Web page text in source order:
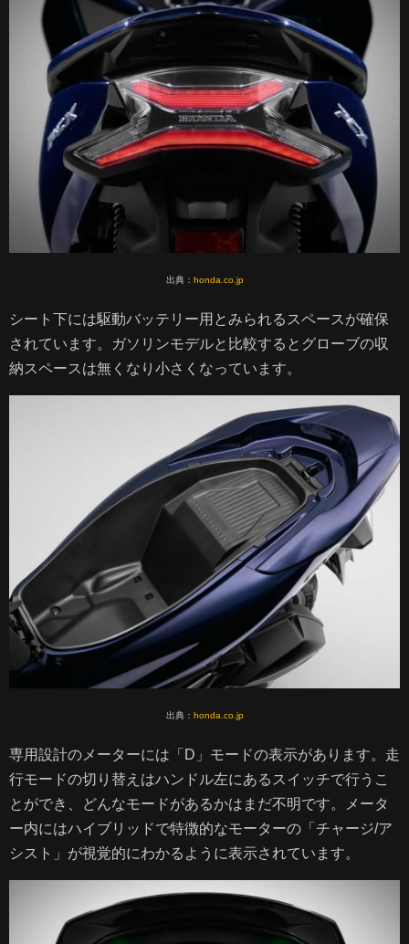
出典： honda.co.jp
シート下には駆動バッテリー用とみられるスペースが確保
されています。ガソリンモデルと比較するとグローブの収
納スペースは無くなり小さくなっています。
出典： honda.co.jp
専用設計のメーターには「D」モードの表示があります。走
行モードの切り替えはハンドル左にあるスイッチで行うこ
とができ、どんなモードがあるかはまだ不明です。メータ
ー内にはハイブリッドで特徴的なモーターの「チャージ/ア
シスト」が視覚的にわかるように表示されています。